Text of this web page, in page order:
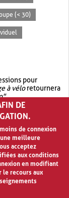
(< 30)
pour
à véloretournera
.
.garage OR vélo
à vélo
DE
de connexion
meilleure
acceptez
aux conditions
en modifiant
le recours aux